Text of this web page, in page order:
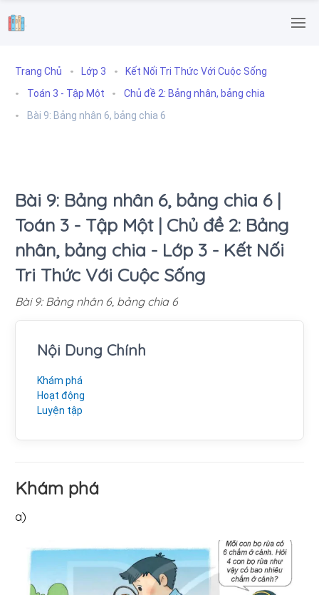
.
Trang Chủ Lớp 3
Kết Nối Tri Thức Với Cuộc Sống
Toán 3 - Tập Một
Chủ đề 2: Bảng nhân, bảng chia
Bài 9: Bảng nhân 6, bảng chia 6
Bài 9: Bảng nhân 6, bảng chia 6 |
Toán 3 - Tập Một | Chủ đề 2: Bảng
nhân, bảng chia - Lớp 3 - Kết Nối
Tri Thức Với Cuộc Sống
Bài 9: Bảng nhân 6, bảng chia 6
Nội Dung Chính
Khám phá
Hoạt động
Luyện tập
Khám phá
a)